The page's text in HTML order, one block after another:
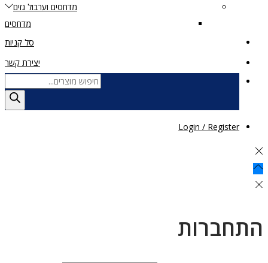
מדחסים וערבול גזים
מדחסים
סל קניות
יצירת קשר
Products
Login / Register
התחברות